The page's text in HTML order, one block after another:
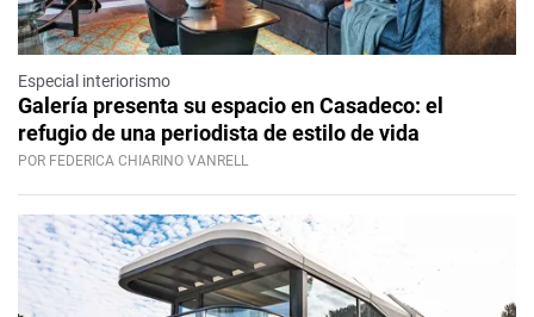
Especial interiorismo
Galería presenta su espacio en Casadeco: el
refugio de una periodista de estilo de vida
POR FEDERICA CHIARINO VANRELL